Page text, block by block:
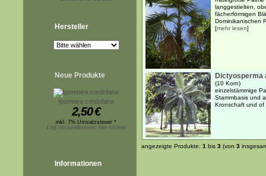
Hersteller
Neue Produkte
Ipomoea cordofana
2,50€
inkl. 7% Umsatzsteuer *
zzgl.Versandkosten, hier klicken
Informationen
langgestielten,
fächerförmigen
Dominikanischen
[mehr lesen]
Dictyosperma
(10 Korn)
einzelstämmige
Stammbasis und
Kronschaft und of
angezeigte Produkte: 1 bis 3 (von 3